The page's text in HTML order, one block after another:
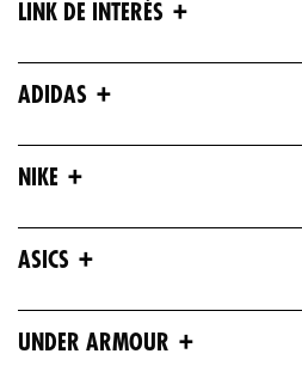
LINK DE INTERÉS +
ADIDAS +
NIKE +
ASICS +
UNDER ARMOUR +